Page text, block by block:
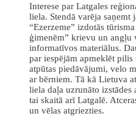
Interese par Latgales
liela. Stendā varēja saņemt
“Ezerzeme” izdotās
ģimenēm” krievu un angļu
informatīvos materiālus.
par iespējām apmeklēt
atpūtas piedāvājumi, velo
ar bērniem. Tā kā Lietuva
liela daļa uzrunāto
tai skaitā arī Latgalē.
un vēlas atgriezties.